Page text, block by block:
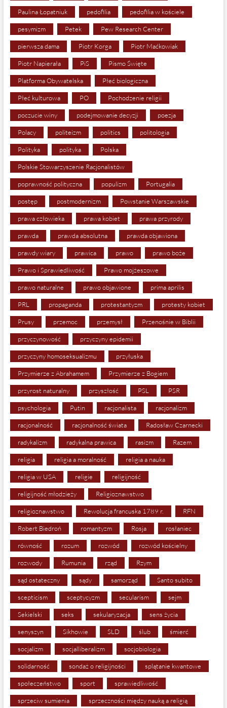
Paulina Łopatniuk pedofilia pedofilia w kościele
pesymizm Petek Pew Research Center
pierwsza dama Piotr Korga Piotr Maćkowiak
Piotr Napierała PiS Pismo Święte
Platforma Obywatelska Płeć biologiczna
Płeć kulturowa PO Pochodzenie religii
poczucie winy podejmowanie decyzji poezja
Polacy politeizm politics politologia
Polityka polityka Polska
Polskie Stowarzyszenie Racjonalistów
poprawność polityczna populizm Portugalia
postęp postmodernizm Powstanie Warszawskie
prawa człowieka prawa kobiet prawa przyrody
prawda prawda absolutna prawda objawiona
prawdy wiary prawica prawo prawo boże
Prawo i Sprawiedliwość Prawo mojżeszowe
prawo naturalne prawo objawione prima aprilis
PRL propaganda protestantyzm protesty kobiet
Prusy przemoc przemysł Przenośnie w Biblii
przyczynowość przyczyny epidemii
przyczyny homoseksualizmu przyłuska
Przymierze z Abrahamem Przymierze z Bogiem
przyrost naturalny przyszłość PSL PSR
psychologia Putin racjonalista racjonalizm
racjonalność racjonalność świata Radosław Czarnecki
radykalizm radykalna prawica rasizm Razem
religia religia a moralność religia a nauka
religia w USA religie religijność
religijność młodzieży Religioznawstwo
religioznawstwo Rewolucja francuska 1789 r. RFN
Robert Biedroń romantyzm Rosja rosłaniec
równość rozum rozwód rozwód kościelny
rozwody Rumunia rząd Rzym
sąd ostateczny sądy samorząd Santo subito
scepticism sceptycyzm secularism sejm
Sekielski seks sekularyzacja sens życia
senyszyn Sikhowie SLD ślub śmierć
socjalizm socjalliberalizm socjobiologia
solidarność sondaż o religijności splątanie kwantowe
społeczeństwo sport sprawiedliwość
sprzeciw sumienia sprzeczności między nauką a religią